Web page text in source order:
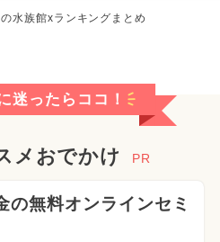
水族館xランキングまとめ
迷ったらココ！
メおでかけ PR
無料オンラインセミ